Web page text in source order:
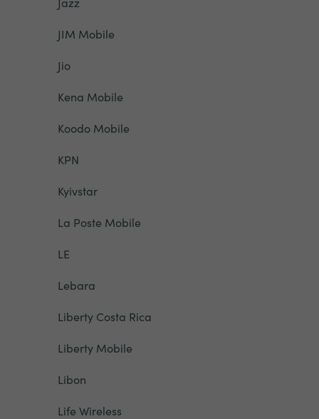
JIM Mobile
Jio
Kena Mobile
Koodo Mobile
KPN
Kyivstar
La Poste Mobile
LE
Lebara
Liberty Costa Rica
Liberty Mobile
Libon
Life Wireless